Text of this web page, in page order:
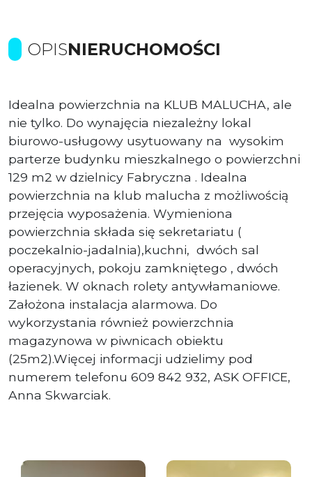
OPISNIERUCHOMOŚCI
Idealna powierzchnia na KLUB MALUCHA, ale
nie tylko. Do wynajęcia niezależny lokal
biurowo-usługowy usytuowany na wysokim
parterze budynku mieszkalnego o powierzchni
129 m2 w dzielnicy Fabryczna . Idealna
powierzchnia na klub malucha z możliwością
przejęcia wyposażenia. Wymieniona
powierzchnia składa się sekretariatu (
poczekalnio-jadalnia),kuchni, dwóch sal
operacyjnych, pokoju zamkniętego , dwóch
łazienek. W oknach rolety antywłamaniowe.
Założona instalacja alarmowa. Do
wykorzystania również powierzchnia
magazynowa w piwnicach obiektu
(25m2).Więcej informacji udzielimy pod
numerem telefonu 609 842 932, ASK OFFICE,
Anna Skwarciak.